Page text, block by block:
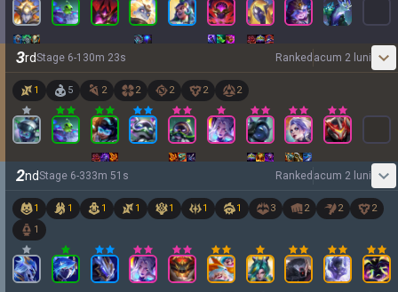
3rdStage 6-1 30m 23s Ranked acum 2 luni
1 5 2 2 2 2 2
2ndStage 6-333m 51 s Ranked acum 2 luni
1 1 1 1 1 1 1 3 2 2
2
1